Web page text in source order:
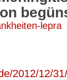
lepra
2012/12/